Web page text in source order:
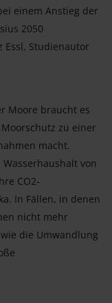
einem Anstieg der
2050
Essl, Studienautor
Moore braucht es
zu einer
macht.
von
CO2-
In Fällen, in denen
nicht mehr
die Umwandlung